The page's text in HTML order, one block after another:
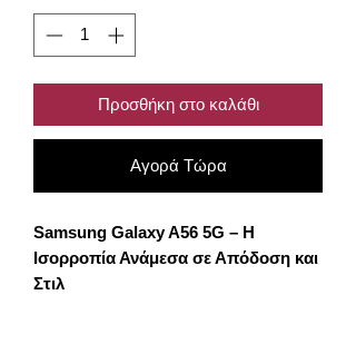
Προσθήκη στο καλάθι
Αγορά Τώρα
Samsung Galaxy A56 5G – Η
Ισορροπία Ανάμεσα σε Απόδοση και
Στιλ